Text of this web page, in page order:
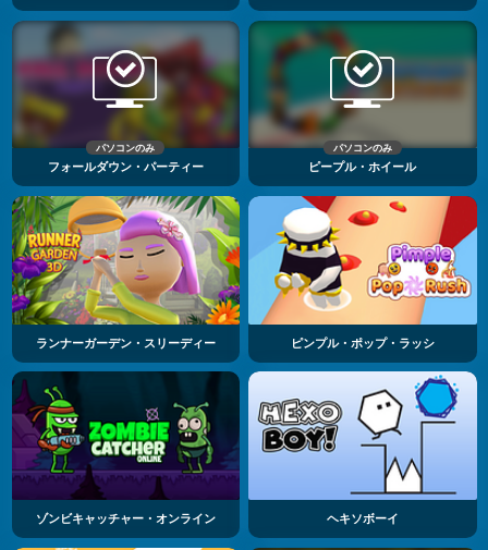
パソコンのみ
フォールダウン・パーティー
パソコンのみ
ピープル・ホイール
ランナーガーデン・スリーディー ピンプル・ポップ・ラッシ
ゾンビキャッチャー・オンライン ヘキソボーイ